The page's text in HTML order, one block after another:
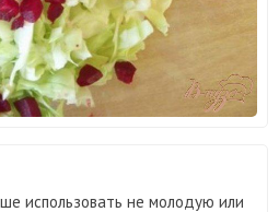
использовать не молодую или